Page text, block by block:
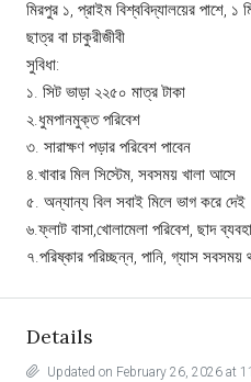
মিরপুর ১, প্রাইম বিশ্ববিদ্যালয়ের পাশে, ১
ছাত্র বা চাকুরীজীবী
সুবিধা:
১. সিট ভাড়া ২২৫০ মাত্র টাকা
২.ধুমপানমুক্ত পরিবেশ
৩. সারাক্ষণ পড়ার পরিবেশ পাবেন
৪.খাবার মিল সিস্টেম, সবসময় খালা আসে
৫. অন্যান্য বিল সবাই মিলে ভাগ করে দেই
৬.ফ্লাট বাসা,খোলামেলা পরিবেশ, ছাদ
৭.পরিষ্কার পরিচ্ছন্ন, পানি, গ্যাস সবসময়
Details
Updated on February 26, 2026 at